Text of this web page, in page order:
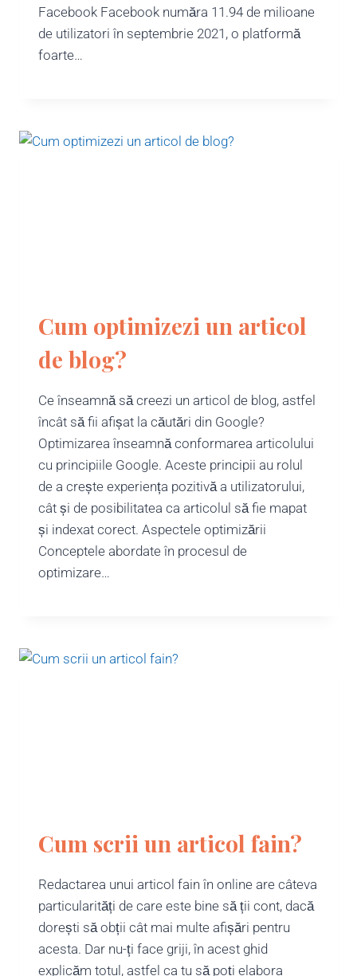
Facebook Facebook număra 11.94 de milioane
de utilizatori în septembrie 2021, o platformă
foarte…
Cum optimizezi un articol
de blog?
Ce înseamnă să creezi un articol de blog, astfel
încât să fii afișat la căutări din Google?
Optimizarea înseamnă conformarea articolului
cu principiile Google. Aceste principii au rolul
de a crește experiența pozitivă a utilizatorului,
cât și de posibilitatea ca articolul să fie mapat
și indexat corect. Aspectele optimizării
Conceptele abordate în procesul de
optimizare…
Cum scrii un articol fain?
Redactarea unui articol fain în online are câteva
particularități de care este bine să ții cont, dacă
dorești să obții cât mai multe afișări pentru
acesta. Dar nu-ți face griji, în acest ghid
explicăm totul, astfel ca tu să poți elabora